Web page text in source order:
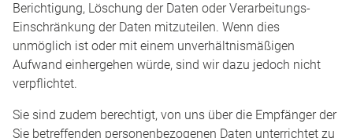
Berichtigung, Löschung der Daten oder Verarbeitungs-
Einschränkung der Daten mitzuteilen. Wenn dies
unmöglich ist oder mit einem unverhältnismäßigen
Aufwand einhergehen würde, sind wir dazu jedoch nicht
verpflichtet.
Sie sind zudem berechtigt, von uns über die Empfänger der
Sie betreffenden personenbezogenen Daten unterrichtet zu